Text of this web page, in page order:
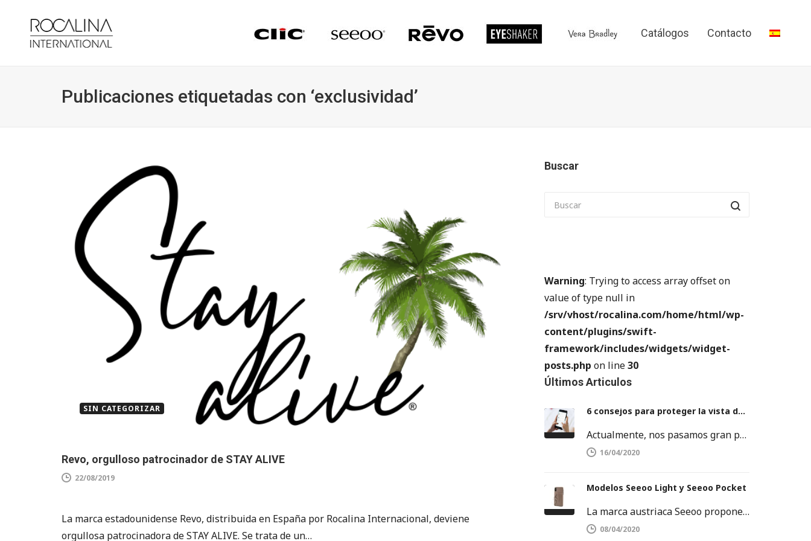
Catálogos Contacto
Publicaciones etiquetadas con ‘exclusividad’
SIN CATEGORIZAR
Revo, orgulloso patrocinador de STAY ALIVE
22/08/2019
La marca estadounidense Revo, distribuida en España por Rocalina Internacional, deviene
orgullosa patrocinadora de STAY ALIVE. Se trata de un…
Buscar
Warning: Trying to access array offset on
value of type null in
/srv/vhost/rocalina.com/home/html/wp-
content/plugins/swift-
framework/includes/widgets/widget-
posts.php on line30
Últimos Articulos
6 consejos para proteger la vista del móvil
Actualmente, nos pasamos gran parte del día delante de una pantalla. Sobre todo, frente a la pantalla del móvil o…
16/04/2020
Modelos Seeoo Light y Seeoo Pocket
La marca austriaca Seeoo propone su colección de binóculos ligeros, disponibles tanto para hombres como para mujeres. SEEOO Light para…
08/04/2020